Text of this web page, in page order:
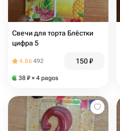
Свечи для торта Блёстки
цифра 5
4.86492 150₽
38 ₽ × 4 pagos